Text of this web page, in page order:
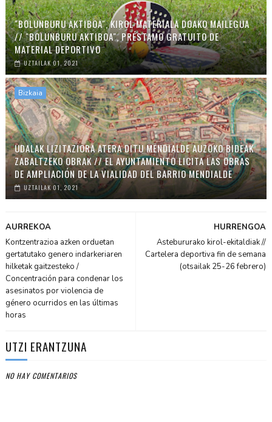
"BOLUNBURU AKTIBOA", KIROL MATERIALA DOAKO MAILEGUA
// "BOLUNBURU AKTIBOA", PRÉSTAMO GRATUITO DE
MATERIAL DEPORTIVO
UZTAILAK 01, 2021
Bizkaia
UDALAK LIZITAZIORA ATERA DITU MENDIALDE AUZOKO BIDEAK
ZABALTZEKO OBRAK // EL AYUNTAMIENTO LICITA LAS OBRAS
DE AMPLIACIÓN DE LA VIALIDAD DEL BARRIO MENDIALDE
UZTAILAK 01, 2021
HURRENGOA
Astebururako kirol-ekitaldiak //
Cartelera deportiva fin de semana
(otsailak 25-26 febrero)
AURREKOA
Kontzentrazioa azken orduetan
gertatutako genero indarkeriaren
hilketak gaitzesteko /
Concentración para condenar los
asesinatos por violencia de
género ocurridos en las últimas
horas
UTZI ERANTZUNA
NO HAY COMENTARIOS